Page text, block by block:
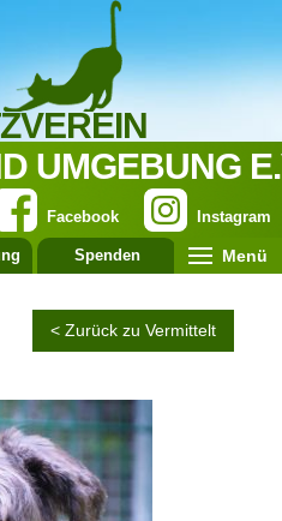
UMGEBUNG
Instagram
Facebook
Spenden Menü
< Zurück zu Vermittelt